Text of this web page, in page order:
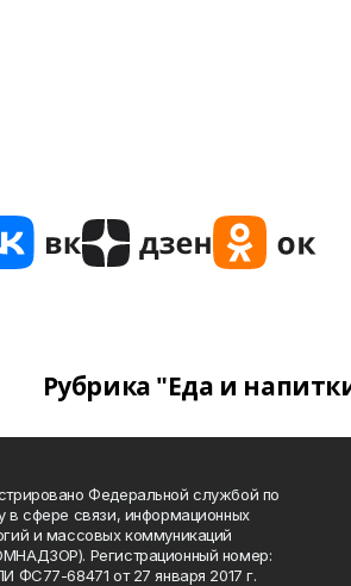
Рубрика "Еда и
Федеральной службой по
в сфере связи, информационных
и массовых коммуникаций
Регистрационный номер:
ФС77-68471 от 27 января 2017 г.